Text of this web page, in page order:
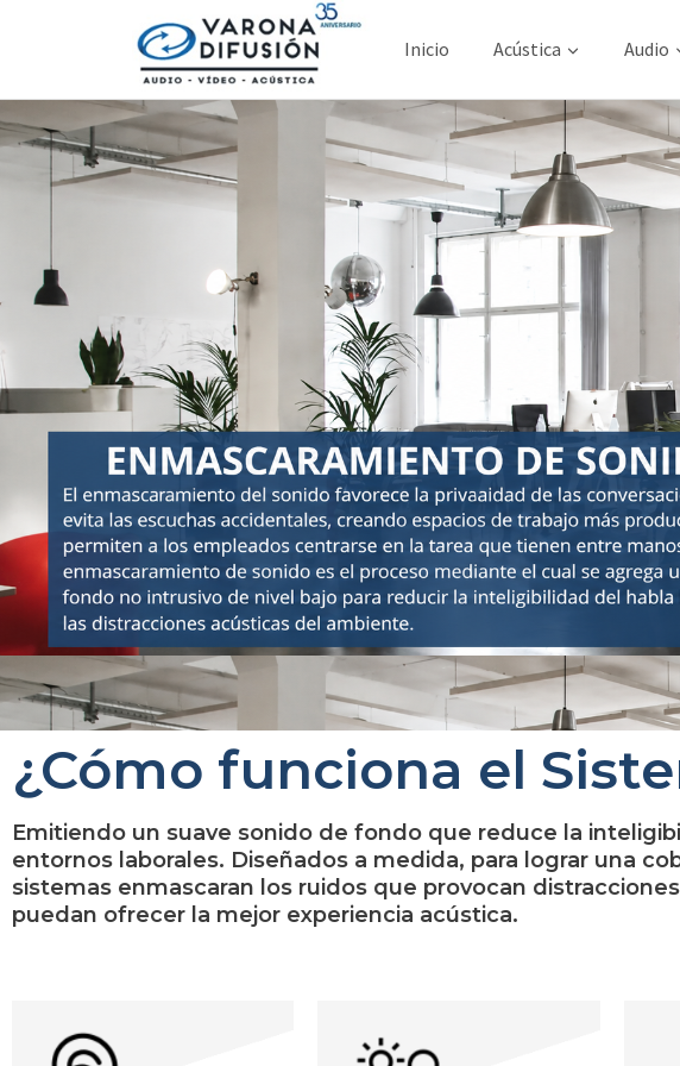
Inicio Acústica Audio
¿Cómo funciona el
Emitiendo un suave sonido de fondo que reduce la
entornos laborales. Diseñados a medida, para lograr una
sistemas enmascaran los ruidos que provocan
puedan ofrecer la mejor experiencia acústica.